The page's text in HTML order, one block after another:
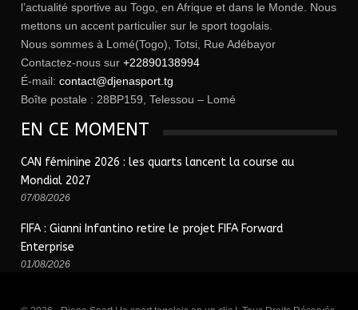
l’actualité sportive au Togo, en Afrique et dans le Monde. Nous
mettons un accent particulier sur le sport togolais.
Nous sommes à Lomé(Togo), Totsi, Rue Adébayor
Contactez-nous sur +22890138994
É-mail: contact@djenasport.tg
Boîte postale : 28BP159, Telessou – Lomé
EN CE MOMENT
CAN féminine 2026 : les quarts lancent la course au
Mondial 2027
07/08/2026
FIFA : Gianni Infantino retire le projet FIFA Forward
Enterprise
01/08/2026